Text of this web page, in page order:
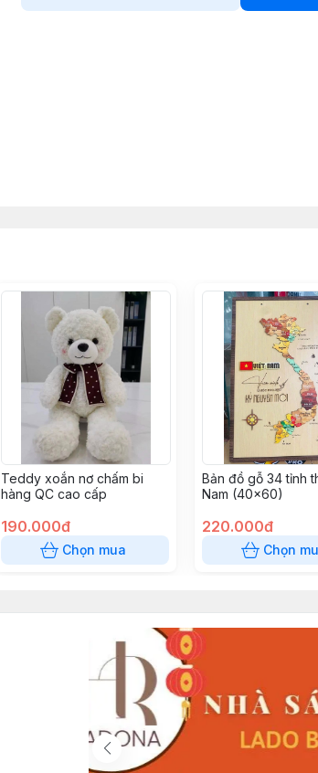
Teddy xoắn nơ chấm bi
hàng QC cao cấp
190.000đ
Chọn mua
Bản đồ gỗ 34 tỉnh
Nam (40x60)
220.000đ
Chọn